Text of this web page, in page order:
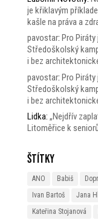
je křiklavým
kašle na práva a
pavostar: Pro
Středoškolský
i bez
pavostar: Pro
Středoškolský
i bez
Lidka: „Nejdřív
Litoměřice k
Štítky
ANO Babiš
Ivan Bartoš
Jana
Kateřina Stojanová